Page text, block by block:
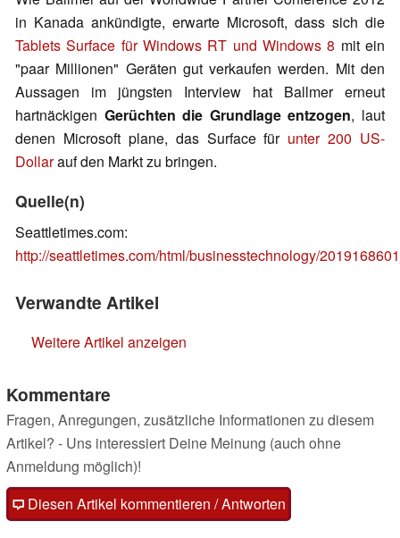
in Kanada ankündigte, erwarte Microsoft, dass sich die
Tablets Surface für Windows RT und Windows 8 mit ein
"paar Millionen" Geräten gut verkaufen werden. Mit den
Aussagen im jüngsten Interview hat Ballmer erneut
hartnäckigen Gerüchten die Grundlage entzogen, laut
denen Microsoft plane, das Surface für unter 200 US-
Dollarauf den Markt zu bringen.
Quelle(n)
Seattletimes.com:
http://seattletimes.com/html/businesstechnology/
Verwandte Artikel
Weitere Artikel anzeigen
Kommentare
Fragen, Anregungen, zusätzliche Informationen zu diesem
Artikel? - Uns interessiert Deine Meinung (auch ohne
Anmeldung möglich)!
Diesen Artikel kommentieren / Antworten